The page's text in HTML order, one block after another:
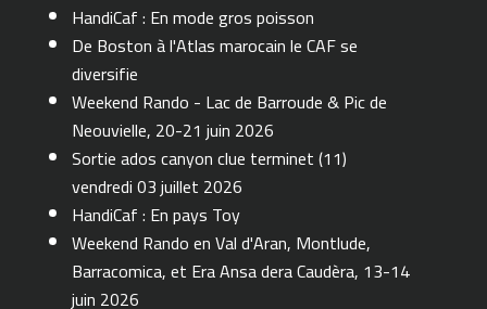
HandiCaf : En mode gros poisson
De Boston à l'Atlas marocain le CAF se
diversifie
Weekend Rando - Lac de Barroude & Pic de
Neouvielle, 20-21 juin 2026
Sortie ados canyon clue terminet (11)
vendredi 03 juillet 2026
HandiCaf : En pays Toy
Weekend Rando en Val d'Aran, Montlude,
Barracomica, et Era Ansa dera Caudèra, 13-14
juin 2026